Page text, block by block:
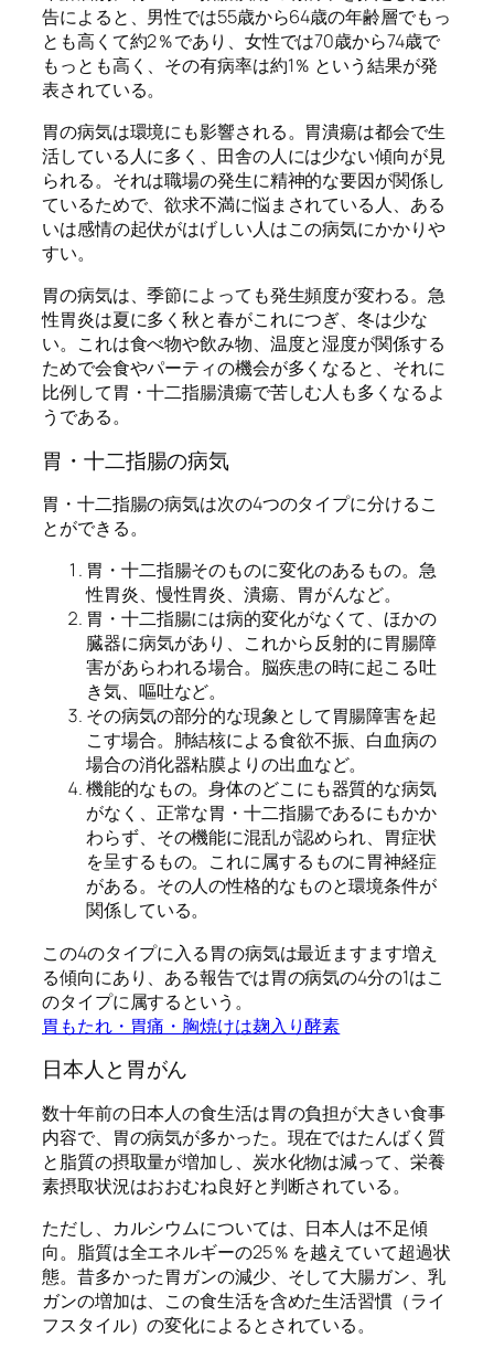
告によると、男性では55歳から64歳の年齢層でもっ
とも高くて約2％であり、女性では70歳から74歳で
もっとも高く、その有病率は約1％ という結果が発
表されている。
胃の病気は環境にも影響される。胃潰瘍は都会で生
活している人に多く、田舎の人には少ない傾向が見
られる。それは職場の発生に精神的な要因が関係し
ているためで、欲求不満に悩まされている人、ある
いは感情の起伏がはげしい人はこの病気にかかりや
すい。
胃の病気は、季節によっても発生頻度が変わる。急
性胃炎は夏に多く秋と春がこれにつぎ、冬は少な
い。これは食べ物や飲み物、温度と湿度が関係する
ためで会食やパーティの機会が多くなると、それに
比例して胃・十二指腸潰瘍で苦しむ人も多くなるよ
うである。
胃・十二指腸の病気
胃・十二指腸の病気は次の4つのタイプに分けるこ
とができる。
胃・十二指腸そのものに変化のあるもの。急
性胃炎、慢性胃炎、潰瘍、胃がんなど。
胃・十二指腸には病的変化がなくて、ほかの
臓器に病気があり、これから反射的に胃腸障
害があらわれる場合。脳疾患の時に起こる吐
き気、嘔吐など。
その病気の部分的な現象として胃腸障害を起
こす場合。肺結核による食欲不振、白血病の
場合の消化器粘膜よりの出血など。
機能的なもの。身体のどこにも器質的な病気
がなく、正常な胃・十二指腸であるにもかか
わらず、その機能に混乱が認められ、胃症状
を呈するもの。これに属するものに胃神経症
がある。その人の性格的なものと環境条件が
関係している。
この4のタイプに入る胃の病気は最近ますます増え
る傾向にあり、ある報告では胃の病気の4分の1はこ
のタイプに属するという。
胃もたれ・胃痛・胸焼けは麹入り酵素
日本人と胃がん
数十年前の日本人の食生活は胃の負担が大きい食事
内容で、胃の病気が多かった。現在ではたんばく質
と脂質の摂取量が増加し、炭水化物は減って、栄養
素摂取状況はおおむね良好と判断されている。
ただし、カルシウムについては、日本人は不足傾
向。脂質は全エネルギーの25％ を越えていて超過状
態。昔多かった胃ガンの減少、そして大腸ガン、乳
ガンの増加は、この食生活を含めた生活習慣（ライ
フスタイル）の変化によるとされている。